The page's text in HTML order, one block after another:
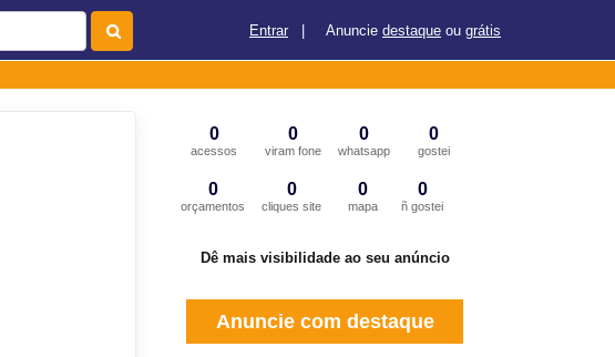
Entrar Anuncie destaque ou grátis
0
acessos
0
viram fone
0
whatsapp
0
gostei
0
orçamentos
0
cliques site
0
mapa
0
ñ gostei
Dê mais visibilidade ao seu anúncio
Anuncie com destaque